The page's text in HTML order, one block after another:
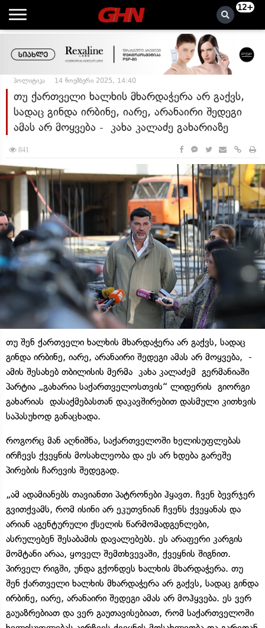
12+
პოლიტიკა 14 ნოემბერი 2025, 14:40
თუ ქართველი ხალხის მხარდაჭერა არ გაქვს,
სადაც გინდა ირბინე, იარე, არანაირი შედეგი
ამას არ მოყვება - კახა კალაძე გახარიაზე
841
თუ შენ ქართველი ხალხის მხარდაჭერა არ გაქვს, სადაც
გინდა ირბინე, იარე, არანაირი შედეგი ამას არ მოყვება, -
ამის შესახებ თბილისის მერმა კახა კალაძემ გერმანიაში
პარტია „გახარია საქართველოსთვის“ ლიდერის გიორგი
გახარიას დასაქმებასთან დაკავშირებით დასმული კითხვის
საპასუხოდ განაცხადა.
როგორც მან აღნიშნა, საქართველოში ხელისუფლებას
ირჩევს ქვეყნის მოსახლეობა და ეს არ ხდება გარეშე
პირების ჩარევის შედეგად.
„ამ ადამიანებს თავიანთი პატრონები ჰყავთ. ჩვენ ბევრჯერ
გვითქვამს, რომ ისინი არ ეკუთვნიან ჩვენს ქვეყანას და
არიან აგენტურული ქსელის წარმომადგენლები,
ასრულებენ შესაბამის დავალებებს. ეს არაფერი კარგის
მომტანი არაა, ყოველ შემთხვევაში, ქვეყნის შიგნით.
პირველ რიგში, უნდა გქონდეს ხალხის მხარდაჭერა. თუ
შენ ქართველი ხალხის მხარდაჭერა არ გაქვს, სადაც გინდა
ირბინე, იარე, არანაირი შედეგი ამას არ მოჰყვება. ეს ვერ
გაუაზრებიათ და ვერ გაუთავისებიათ, რომ საქართველოში